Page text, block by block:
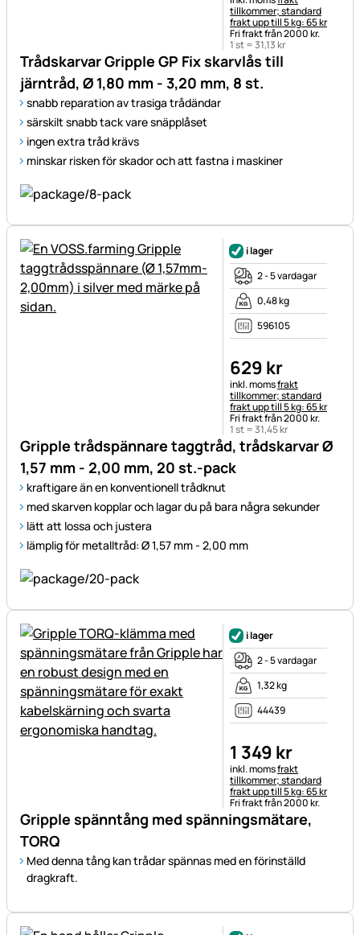
Trådskarvar Gripple GP Fix skarvlås till
järntråd, Ø 1,80 mm - 3,20 mm, 8 st.
snabb reparation av trasiga trådändar
särskilt snabb tack vare snäpplåset
ingen extra tråd krävs
minskar risken för skador och att fastna i maskiner
tillkommer; standard
frakt upp till 5 kg: 65 kr
Fri frakt från 2000 kr.
1 st =31,13kr
Gripple trådspännare taggtråd, trådskarvar Ø
1,57 mm - 2,00 mm, 20 st.-pack
kraftigare än en konventionell trådknut
med skarven kopplar och lagar du på bara några sekunder
lätt att lossa och justera
lämplig för metalltråd: Ø 1,57 mm - 2,00 mm
i lager
2 - 5 vardagar
0,48 kg
596105
629 kr
Skatteinformation:
inkl. momsfrakt
tillkommer; standard
frakt upp till 5 kg: 65 kr
Fri frakt från 2000 kr.
1 st =31,45kr
Gripple spänntång med spänningsmätare,
TORQ
Med denna tång kan trådar spännas med en förinställd
dragkraft.
i lager
2 - 5 vardagar
1,32 kg
44439
1 349 kr
Skatteinformation:
inkl. momsfrakt
tillkommer; standard
frakt upp till 5 kg: 65 kr
Fri frakt från 2000 kr.